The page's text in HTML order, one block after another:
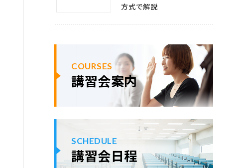
方式で解説
COURSES
講習会案内
SCHEDULE
講習会日程